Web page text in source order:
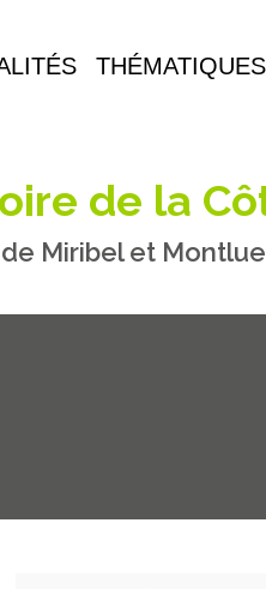
THÉMATIQUES
de la
Miribel et